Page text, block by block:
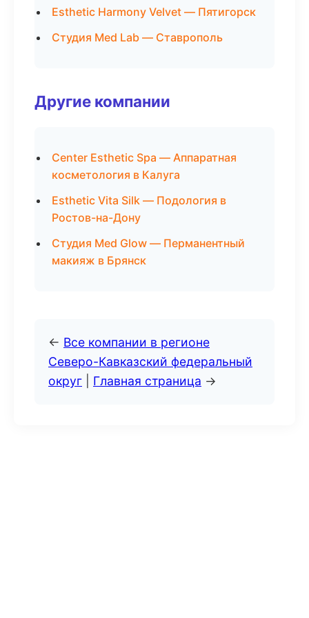
Esthetic Harmony Velvet — Пятигорск
Студия Med Lab — Ставрополь
Другие компании
Center Esthetic Spa — Аппаратная
косметология в Калуга
Esthetic Vita Silk — Подология в
Ростов-на-Дону
Студия Med Glow — Перманентный
макияж в Брянск
← Все компании в регионе
Северо-Кавказский федеральный
округ
Главная страница →